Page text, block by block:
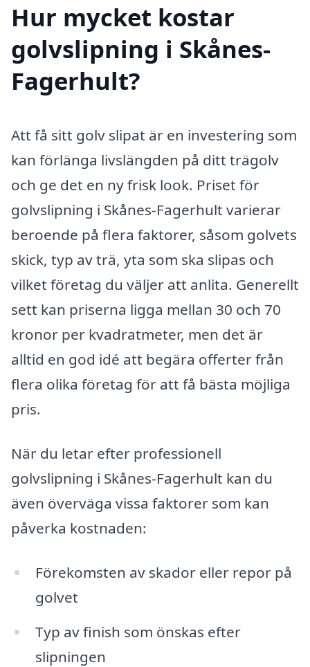
Hur mycket kostar
golvslipning i Skånes-
Fagerhult?
Att få sitt golv slipat är en investering som
kan förlänga livslängden på ditt trägolv
och ge det en ny frisk look. Priset för
golvslipning i Skånes-Fagerhult varierar
beroende på flera faktorer, såsom golvets
skick, typ av trä, yta som ska slipas och
vilket företag du väljer att anlita. Generellt
sett kan priserna ligga mellan 30 och 70
kronor per kvadratmeter, men det är
alltid en god idé att begära offerter från
flera olika företag för att få bästa möjliga
pris.
När du letar efter professionell
golvslipning i Skånes-Fagerhult kan du
även överväga vissa faktorer som kan
påverka kostnaden:
Förekomsten av skador eller repor på
golvet
Typ av finish som önskas efter
slipningen